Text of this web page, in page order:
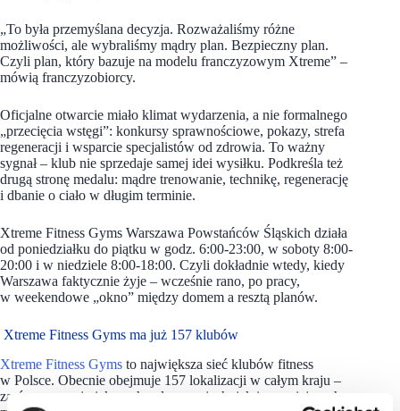
„To była przemyślana decyzja. Rozważaliśmy różne
możliwości, ale wybraliśmy mądry plan. Bezpieczny plan.
Czyli plan, który bazuje na modelu franczyzowym Xtreme” –
mówią franczyzobiorcy.
Oficjalne otwarcie miało klimat wydarzenia, a nie formalnego
„przecięcia wstęgi”: konkursy sprawnościowe, pokazy, strefa
regeneracji i wsparcie specjalistów od zdrowia. To ważny
sygnał – klub nie sprzedaje samej idei wysiłku. Podkreśla też
drugą stronę medalu: mądre trenowanie, technikę, regenerację
i dbanie o ciało w długim terminie.
Xtreme Fitness Gyms Warszawa Powstańców Śląskich działa
od poniedziałku do piątku w godz. 6:00-23:00, w soboty 8:00-
20:00 i w niedziele 8:00-18:00. Czyli dokładnie wtedy, kiedy
Warszawa faktycznie żyje – wcześnie rano, po pracy,
w weekendowe „okno” między domem a resztą planów.
Xtreme Fitness Gyms ma już 157 klubów
Xtreme Fitness Gyms to największa sieć klubów fitness
w Polsce. Obecnie obejmuje 157 lokalizacji w całym kraju –
zarówno w największych aglomeracjach, jak i w mniejszych